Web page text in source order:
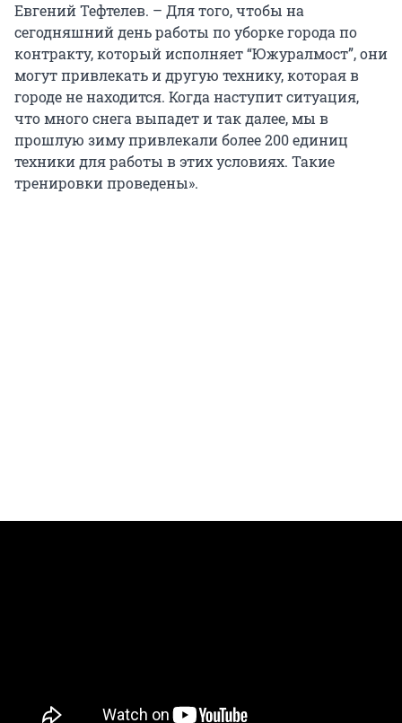
Евгений Тефтелев. – Для того, чтобы на
сегодняшний день работы по уборке города по
контракту, который исполняет “Южуралмост”, они
могут привлекать и другую технику, которая в
городе не находится. Когда наступит ситуация,
что много снега выпадет и так далее, мы в
прошлую зиму привлекали более 200 единиц
техники для работы в этих условиях. Такие
тренировки проведены».